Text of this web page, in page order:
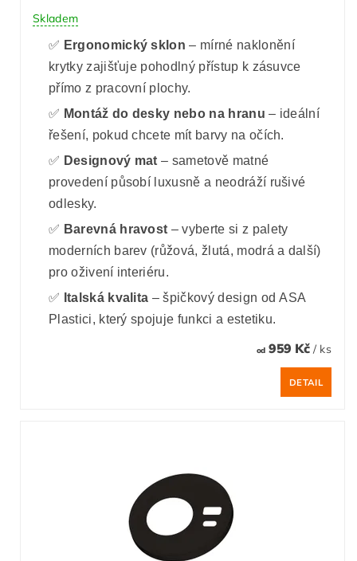
Skladem
✅ Ergonomický sklon – mírné naklonění
krytky zajišťuje pohodlný přístup k zásuvce
přímo z pracovní plochy.
✅ Montáž do desky nebo na hranu – ideální
řešení, pokud chcete mít barvy na očích.
✅ Designový mat – sametově matné
provedení působí luxusně a neodráží rušivé
odlesky.
✅ Barevná hravost – vyberte si z palety
moderních barev (růžová, žlutá, modrá a další)
pro oživení interiéru.
✅ Italská kvalita – špičkový design od ASA
Plastici, který spojuje funkci a estetiku.
od959 Kč / ks
DETAIL